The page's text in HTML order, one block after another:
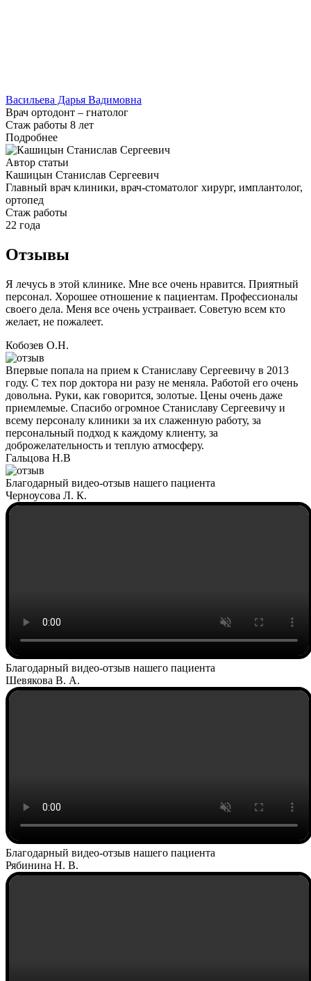
Васильева Дарья Вадимовна
Врач ортодонт – гнатолог
Стаж работы 8 лет
Подробнее
Автор статьи
Кашицын Станислав Сергеевич
Главный врач клиники, врач-стоматолог хирург, имплантолог,
ортопед
Cтаж работы
22 года
Отзывы
Я лечусь в этой клинике. Мне все очень нравится. Приятный
персонал. Хорошее отношение к пациентам. Профессионалы
своего дела. Меня все очень устраивает. Советую всем кто
желает, не пожалеет.
Кобозев О.Н.
Впервые попала на прием к Станиславу Сергеевичу в 2013
году. С тех пор доктора ни разу не меняла. Работой его очень
довольна. Руки, как говорится, золотые. Цены очень даже
приемлемые. Спасибо огромное Станиславу Сергеевичу и
всему персоналу клиники за их слаженную работу, за
персональный подход к каждому клиенту, за
доброжелательность и теплую атмосферу.
Гальцова Н.В
Благодарный видео-отзыв нашего пациента
Черноусова Л. К.
Благодарный видео-отзыв нашего пациента
Шевякова В. А.
Благодарный видео-отзыв нашего пациента
Рябинина Н. В.